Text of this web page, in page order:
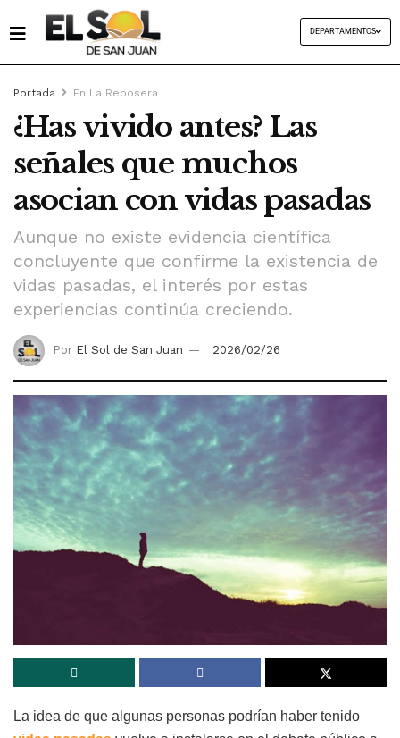
DEPARTAMENTOS
Portada En La Reposera
¿Has vivido antes? Las
señales que muchos
asocian con vidas pasadas
Aunque no existe evidencia científica
concluyente que confirme la existencia de
vidas pasadas, el interés por estas
experiencias continúa creciendo.
Por El Sol de San Juan 2026/02/26
La idea de que algunas personas podrían haber tenido